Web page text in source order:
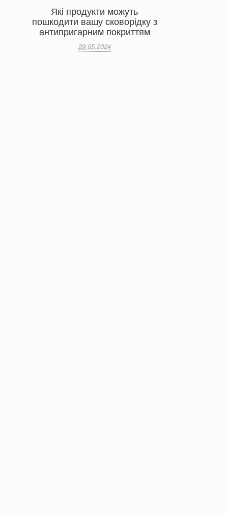
Які продукти можуть
пошкодити вашу сковорідку з
антипригарним покриттям
29.05.2024